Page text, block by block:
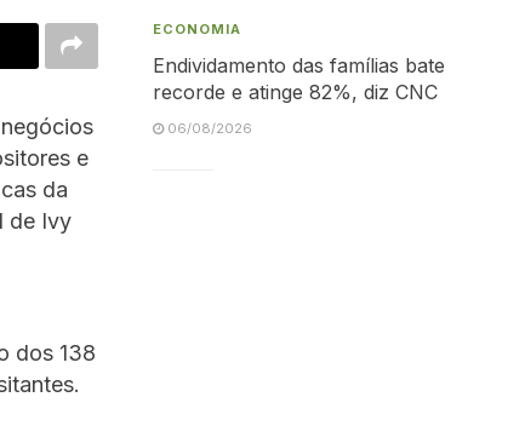
e
da
de Ivy
dos 138
ECONOMIA
Endividamento das famílias bate
recorde e atinge 82%, diz CNC
06/08/2026